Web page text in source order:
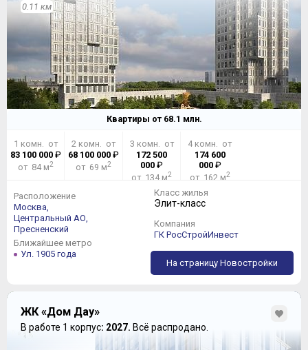
0.11 км
Квартиры от 68.1 млн.
1 комн. от
83 100 000₽
от 84 м2
2 комн. от
68 100 000 ₽
от 69 м2
3 комн. от
172 500
000 ₽
от 134 м2
4 комн. от
174 600
000₽
от 162 м2
Расположение
Москва,
Центральный АО,
Пресненский
Ближайшее метро
Ул. 1905 года
Класс жилья
Элит-класс
Компания
ГК РосСтройИнвест
На страницу Новостройки
ЖК «Дом Дау»
В работе 1 корпус: 2027. Всё распродано.